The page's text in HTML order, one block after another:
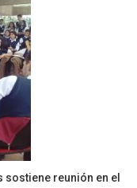
reunión en el